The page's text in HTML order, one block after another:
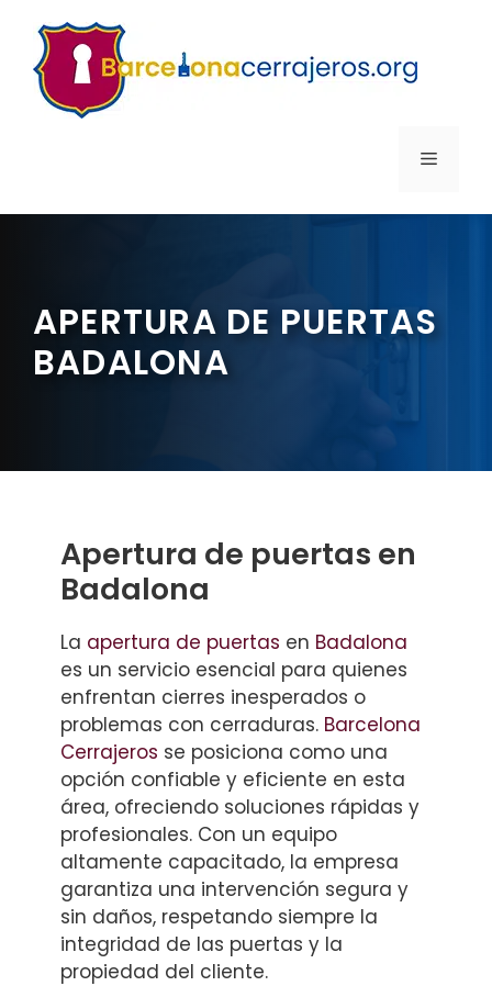
contenido
MENÚ
APERTURA DE PUERTAS
BADALONA
Apertura de puertas en
Badalona
La apertura de puertas en Badalona
es un servicio esencial para quienes
enfrentan cierres inesperados o
problemas con cerraduras. Barcelona
Cerrajeros se posiciona como una
opción confiable y eficiente en esta
área, ofreciendo soluciones rápidas y
profesionales. Con un equipo
altamente capacitado, la empresa
garantiza una intervención segura y
sin daños, respetando siempre la
integridad de las puertas y la
propiedad del cliente.